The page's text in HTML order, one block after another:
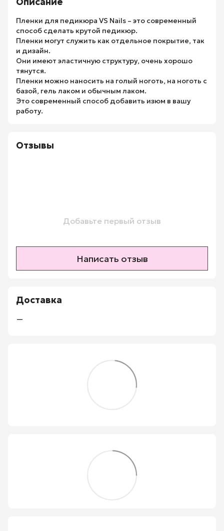
Пленки для педикюра VS Nails – это современный
способ сделать крутой педикюр.
Пленки могут служить как отдельное покрытие, так
и дизайн.
Они имеют эластичную структуру, очень хорошо
тянутся.
Пленки можно наносить на голый ноготь, на ноготь с
базой, гель лаком и обычным лаком.
Это современный способ добавить изюм в вашу
работу.
Отзывы
Добавьте первый отзыв
Написать отзыв
Доставка